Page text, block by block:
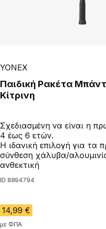
YONEX
Παιδική Ρακέτα Μπάντμιντον Muscle Power 2 -
Κίτρινη
Σχεδιασμένη να είναι η
4 έως 6 ετών.
Η ιδανική επιλογή για τα
σύνθεση χάλυβα/
ανθεκτική
ID 8894794
14,99 €
με ΦΠΑ